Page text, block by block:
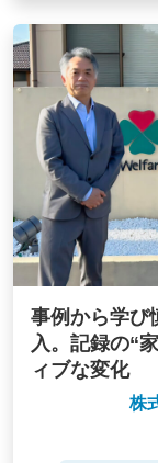
事例から学び
入。記録の“
ィブな変化
株